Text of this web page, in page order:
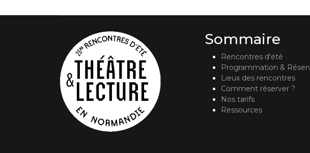
Sommaire
Rencontres d'été
Programmation &
Lieux des rencontres
Comment réserver ?
Nos tarifs
Ressources